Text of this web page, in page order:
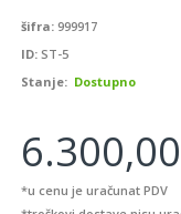
šifra: 999917
ID: ST-5
Stanje: Dostupno
*u cenu je uračunat PDV